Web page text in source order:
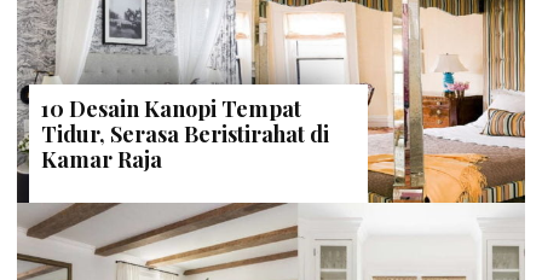
10 Desain Kanopi Tempat
Tidur, Serasa Beristirahat di
Kamar Raja